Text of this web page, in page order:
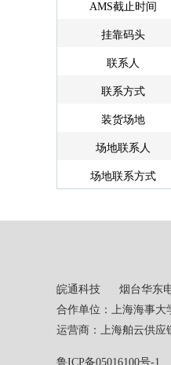
AMS截止时间
挂靠码头
联系人
联系方式
装货场地
场地联系人
场地联系方式
皖通科技 烟台华东
合作单位：上海海事大
运营商：上海舶云
鲁ICP备05016100号-1